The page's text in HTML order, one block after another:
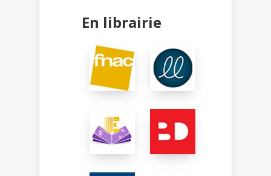
En librairie